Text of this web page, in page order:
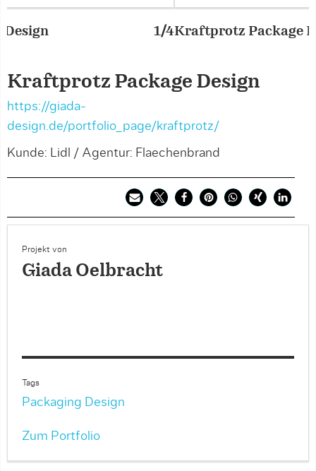
4Kraftprotz Package Design 2/4
Kraftprotz Package Design
https://giada-
design.de/portfolio_page/kraftprotz/
Kunde: Lidl / Agentur: Flaechenbrand
Projekt von
Giada Oelbracht
Tags
Packaging Design
Zum Portfolio